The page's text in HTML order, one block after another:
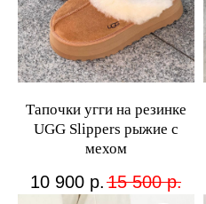
Тапочки угги на резинке
UGG Slippers рыжие с
мехом
10 900 р. 15 500 р.